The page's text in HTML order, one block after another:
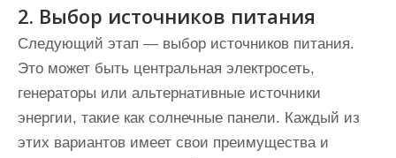
2. Выбор источников питания
Следующий этап — выбор источников питания.
Это может быть центральная электросеть,
генераторы или альтернативные источники
энергии, такие как солнечные панели. Каждый из
этих вариантов имеет свои преимущества и